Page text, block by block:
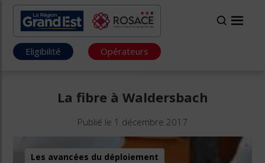
Eligibilité Opérateurs
La fibre à Waldersbach
Publié le 1 décembre 2017
Les avancées du déploiement